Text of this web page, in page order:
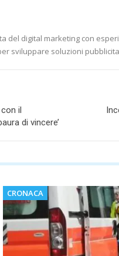
del digital marketing con
sviluppare soluzioni
il
di vincere’
CRONACA